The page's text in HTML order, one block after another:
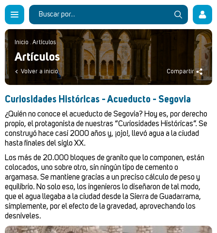
Inicio . Artículos
Artículos
Volver a inicio Compartir
Curiosidades Históricas - Acueducto - Segovia
¿Quién no conoce el acueducto de Segovia? Hoy es, por derecho
propio, el protagonista de nuestras “Curiosidades Históricas”. Se
construyó hace casi 2000 años y, ¡ojo!, llevó agua a la ciudad
hasta finales del siglo XX.
Los más de 20.000 bloques de granito que lo componen, están
colocados, uno sobre otro, sin ningún tipo de cemento o
argamasa. Se mantiene gracias a un preciso cálculo de peso y
equilibrio. No solo eso, los ingenieros lo diseñaron de tal modo,
que el agua llegaba a la ciudad desde la Sierra de Guadarrama,
simplemente, por el efecto de la gravedad, aprovechando los
desniveles.